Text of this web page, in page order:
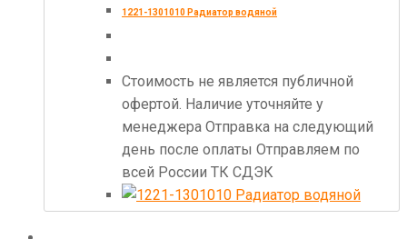
1221-1301010 Радиатор водяной
Стоимость не является публичной
офертой. Наличие уточняйте у
менеджера Отправка на следующий
день после оплаты Отправляем по
всей России ТК СДЭК